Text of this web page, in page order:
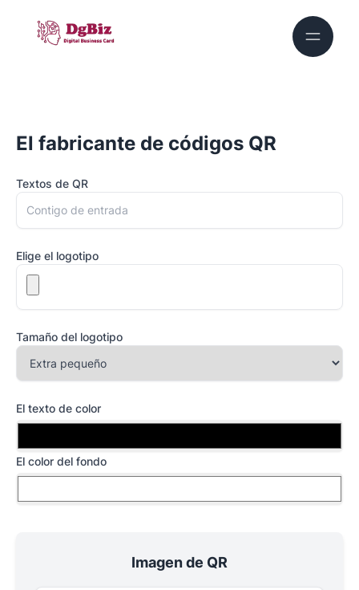
El fabricante de códigos QR
Textos de QR
Elige el logotipo
Tamaño del logotipo
El texto de color
El color del fondo
Imagen de QR